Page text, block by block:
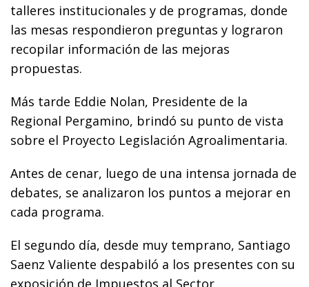
talleres institucionales y de programas, donde
las mesas respondieron preguntas y lograron
recopilar información de las mejoras
propuestas.
Más tarde Eddie Nolan, Presidente de la
Regional Pergamino, brindó su punto de vista
sobre el Proyecto Legislación Agroalimentaria.
Antes de cenar, luego de una intensa jornada de
debates, se analizaron los puntos a mejorar en
cada programa.
El segundo día, desde muy temprano, Santiago
Saenz Valiente despabiló a los presentes con su
exposición de Impuestos al Sector